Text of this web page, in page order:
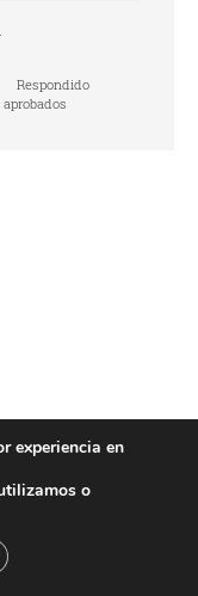
Respondido
aprobados
experiencia en
o